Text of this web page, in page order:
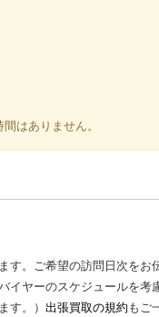
はありません。
す。ご希望の訪問日次をお
イヤーのスケジュールを考
す。） 出張買取の規約 もご